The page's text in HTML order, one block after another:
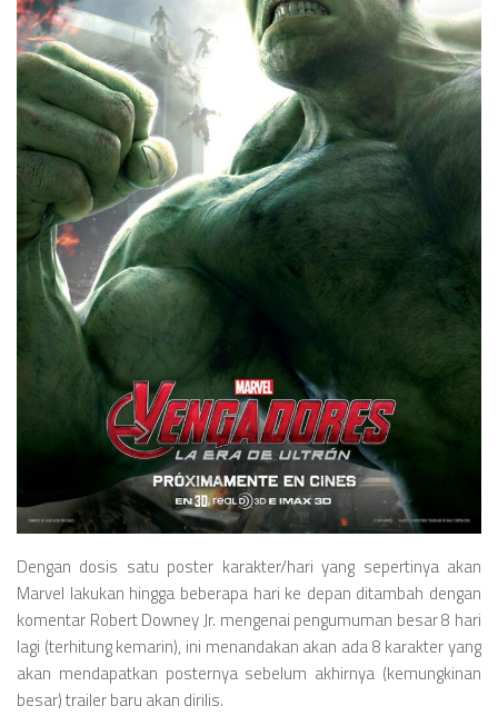
Dengan dosis satu poster karakter/hari yang sepertinya akan
Marvel lakukan hingga beberapa hari ke depan ditambah dengan
komentar Robert Downey Jr. mengenai pengumuman besar 8 hari
lagi (terhitung kemarin), ini menandakan akan ada 8 karakter yang
akan mendapatkan posternya sebelum akhirnya (kemungkinan
besar) trailer baru akan dirilis.